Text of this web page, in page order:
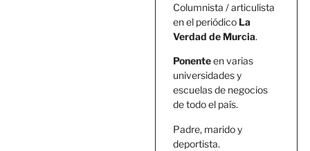
Columnista / articulista
en el periódico La
Verdad de Murcia.
Ponenteen varias
universidades y
escuelas de negocios
de todo el país.
Padre, marido y
deportista.